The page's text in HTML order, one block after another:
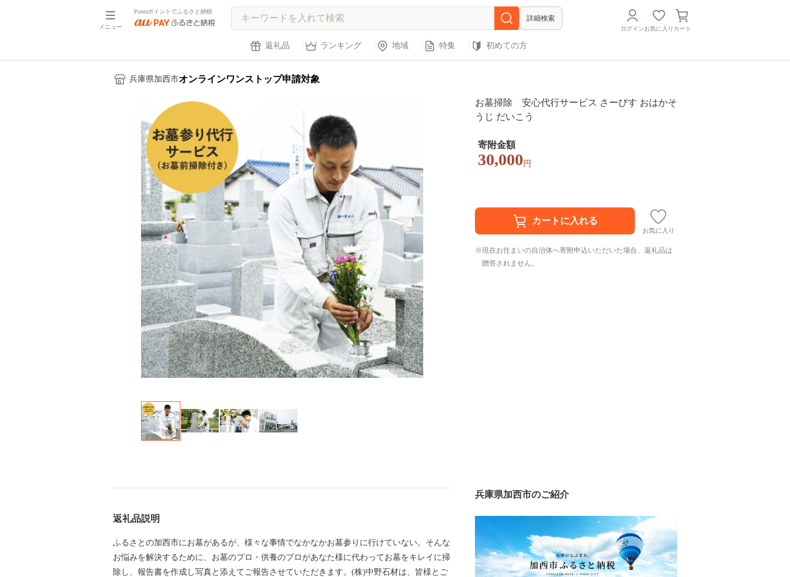
メニュー
Pontaポイントでふるさと納税
詳細検索
ログインお気に入り カート
返礼品 ランキング 地域 特集 初めての方
兵庫県加西市オンラインワンストップ申請対象
お墓掃除 安心代行サービス さーびす おはかそ
うじ だいこう
寄附金額
30,000 円
お気に入り
現在お住まいの自治体へ寄附申込いただいた場合、返礼品は
贈答されません。
返礼品説明
ふるさとの加西市にお墓があるが、様々な事情でなかなかお墓参りに行けていない。そんな
お悩みを解決するために、お墓のプロ・供養のプロがあなた様に代わってお墓をキレイに掃
除し、報告書を作成し写真と添えてご報告させていただきます。(株)中野石材は、皆様とご
兵庫県加西市のご紹介